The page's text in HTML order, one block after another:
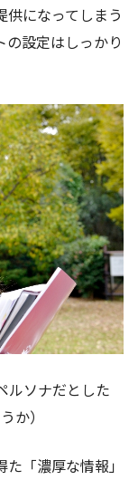
になってしまう
設定はしっかり
ルソナだとした
か）
「濃厚な情報」